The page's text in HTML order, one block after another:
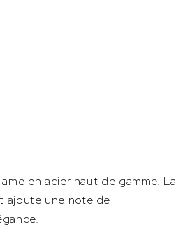
en acier haut de gamme. La
ajoute une note de